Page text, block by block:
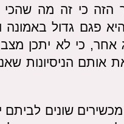
כי זה מה שהכי
פגם גדול באמונה
אחר, כי לא יתכן
אותם הניסיונות
שונים לביתם